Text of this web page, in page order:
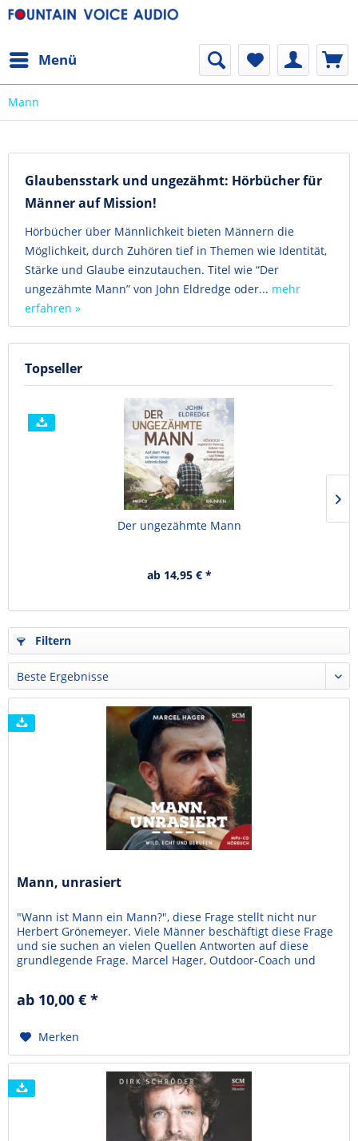
Menü
Mann
Glaubensstark und ungezähmt: Hörbücher für
Männer auf Mission!
Hörbücher über Männlichkeit bieten Männern die
Möglichkeit, durch Zuhören tief in Themen wie Identität,
Stärke und Glaube einzutauchen. Titel wie “Der
ungezähmte Mann” von John Eldredge oder... mehr
erfahren »
Topseller
Der ungezähmte Mann
ab 14,95 € *
Filtern
Mann, unrasiert
"Wann ist Mann ein Mann?", diese Frage stellt nicht nur
Herbert Grönemeyer. Viele Männer beschäftigt diese Frage
und sie suchen an vielen Quellen Antworten auf diese
grundlegende Frage. Marcel Hager, Outdoor-Coach und
gibt. In diesem Hörbuch "Mann, unrasiert" zeigt er...
ab 10,00 € *
Merken